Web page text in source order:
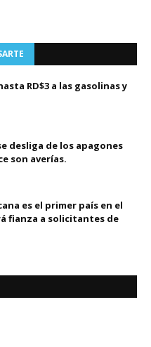
RD$3 a las gasolinas y
desliga de los apagones
son averías.
es el primer país en el
fianza a solicitantes de